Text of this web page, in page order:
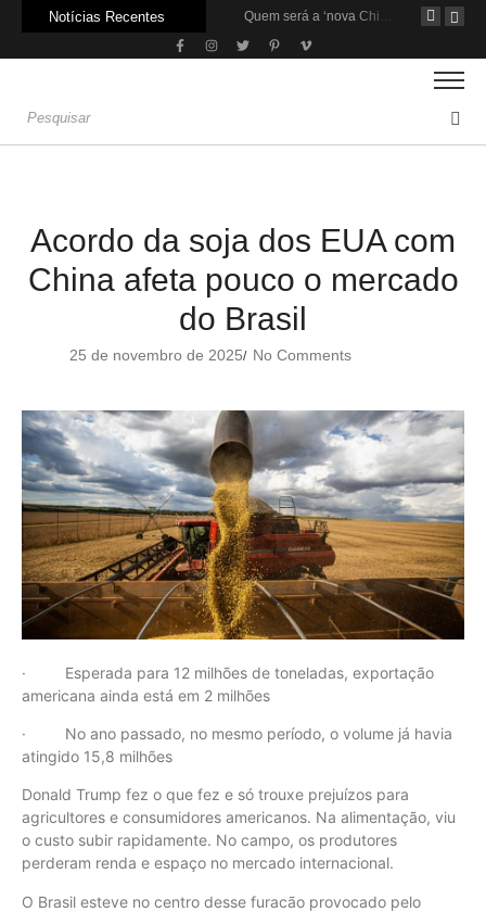
Notícias Recentes Quem será a ‘nova China’ do agro quando o apetite de Pequim acabar?
Acordo da soja dos EUA com
China afeta pouco o mercado
do Brasil
25 de novembro de 2025/ No Comments
· Esperada para 12 milhões de toneladas, exportação
americana ainda está em 2 milhões
· No ano passado, no mesmo período, o volume já havia
atingido 15,8 milhões
Donald Trump fez o que fez e só trouxe prejuízos para
agricultores e consumidores americanos. Na alimentação, viu
o custo subir rapidamente. No campo, os produtores
perderam renda e espaço no mercado internacional.
O Brasil esteve no centro desse furacão provocado pelo